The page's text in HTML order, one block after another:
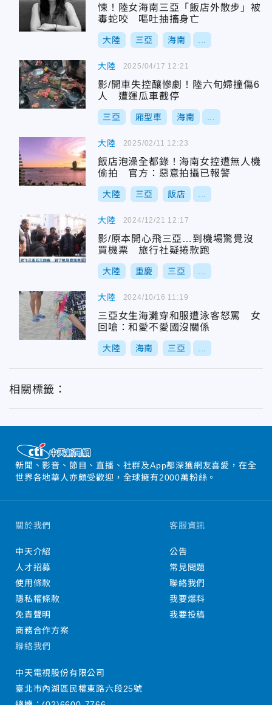
悚！陸女海南三亞「飯店外散步」被
毒蛇咬 嘔吐抽搐身亡
大陸 三亞 海南
大陸
影/開車失控釀慘劇！陸六旬婦撞傷6
人 遭運瓜車截停
三亞 廂型車 海南
2025/04/17 12:21
大陸
飯店泡澡全都錄！海南女控遭無人機
偷拍 官方：惡意拍攝已報警
大陸 三亞 飯店
2025/02/11 12:23
大陸
影/原本開心飛三亞…到機場驚覺沒
買機票 旅行社疑捲款跑
大陸 重慶 三亞
2024/12/21 12:17
大陸
三亞女生海灘穿和服遭泳客怒罵 女
回嗆：和愛不愛國沒關係
大陸 海南 三亞
2024/10/16 11:19
相關標籤：
新聞、影音、節目、直播、社群及App都深獲網友喜愛，在全
世界各地華人亦頗受歡迎，全球擁有2000萬粉絲。
關於我們
中天介紹
人才招募
使用條款
隱私權條款
免責聲明
商務合作方案
客服資訊
公告
常見問題
聯絡我們
我要爆料
我要投稿
聯絡我們
中天電視股份有限公司
臺北市內湖區民權東路六段25號